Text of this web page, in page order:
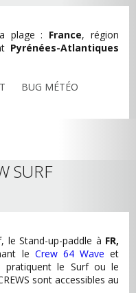
plage : France, région
Pyrénées-Atlantiques
BUG MÉTÉO
SURF
le Stand-up-paddle à FR,
le Crew 64 Wave et
pratiquent le Surf ou le
sont accessibles au